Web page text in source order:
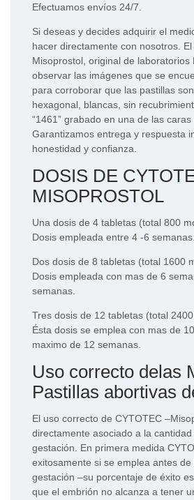
Efectuamos envíos 24/7.
Si deseas y decides adquirir el
hacer directamente con nosotros.
Misoprostol, original de laboratorios
observar las imágenes que se
para corroborar que las pastillas
hexagonal, blancas, sin
“1461” grabado en una de las
Garantizamos entrega y respuesta
honestidad y confianza.
DOSIS DE
MISOPROSTOL
Una dosis de 4 tabletas (total 800
Dosis empleada entre 4 -6 semanas.
Dos dosis de 8 tabletas (total 1600
Dosis empleada con mas de 6
semanas.
Tres dosis de 12 tabletas (total
Ésta dosis se emplea con mas de
maximo de 12 semanas.
Uso correcto delas
Pastillas abortivas
El uso correcto de CYTOTEC
directamente asociado a la
gestación. En primera medida
exitosamente si se emplea antes
gestación –su porcentaje de éxito
que el embrión no alcanza a tener